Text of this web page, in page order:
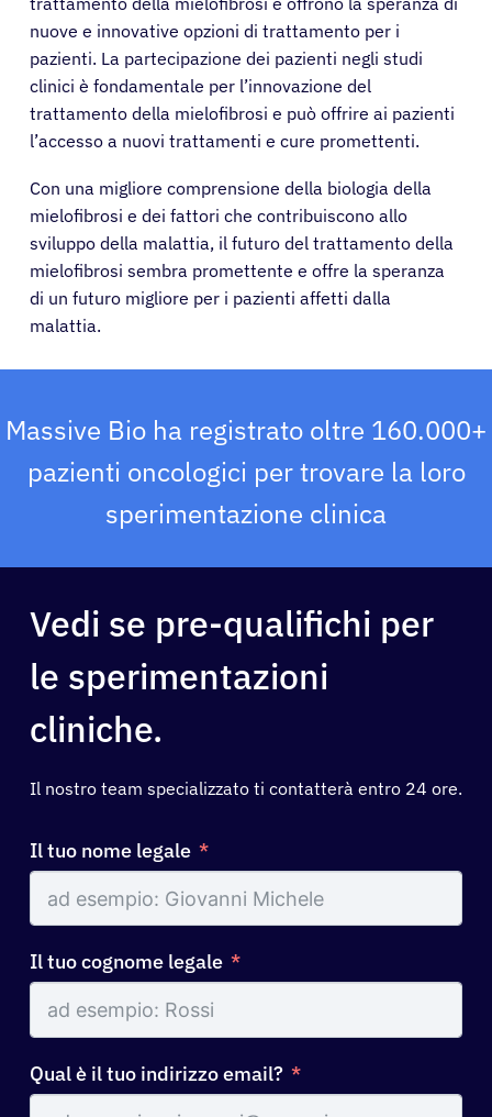
nuove e innovative opzioni di trattamento per i
pazienti. La partecipazione dei pazienti negli studi
clinici è fondamentale per l’innovazione del
trattamento della mielofibrosi e può offrire ai pazienti
l’accesso a nuovi trattamenti e cure promettenti.
Con una migliore comprensione della biologia della
mielofibrosi e dei fattori che contribuiscono allo
sviluppo della malattia, il futuro del trattamento della
mielofibrosi sembra promettente e offre la speranza
di un futuro migliore per i pazienti affetti dalla
malattia.
Massive Bio ha registrato oltre 160.000+
pazienti oncologici per trovare la loro
sperimentazione clinica
Vedi se pre-qualifichi per
le sperimentazioni
cliniche.
Il nostro team specializzato ti contatterà entro 24 ore.
Il tuo nome legale
Il tuo cognome legale
Qual è il tuo indirizzo email?